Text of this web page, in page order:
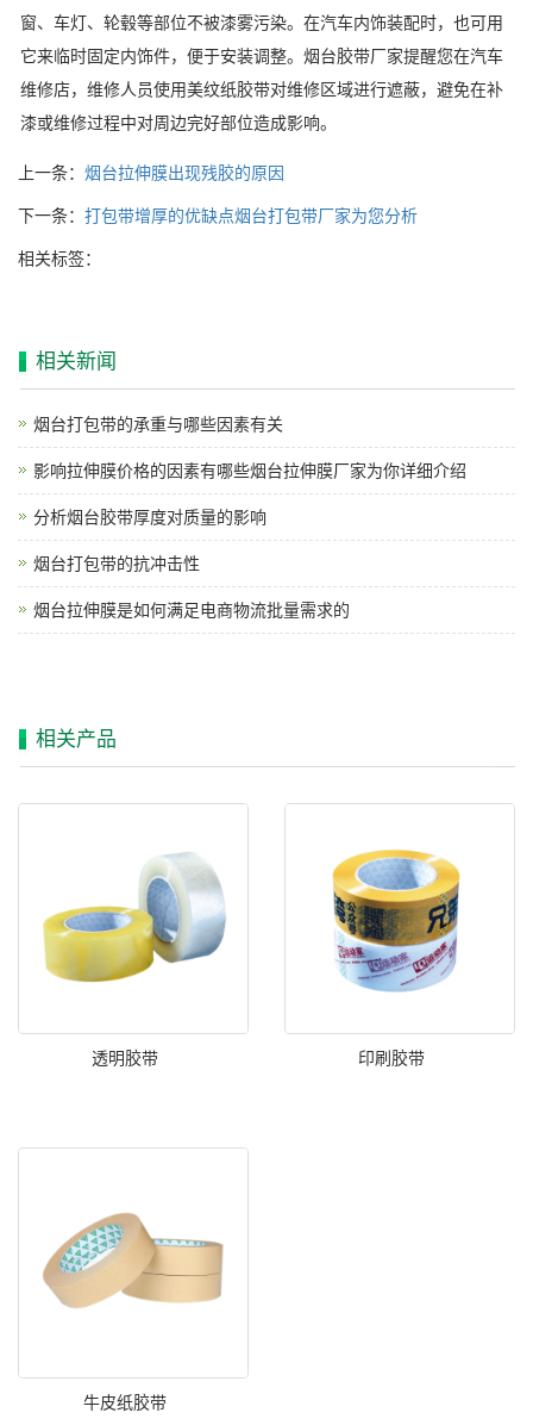
窗、车灯、轮毂等部位不被漆雾污染。在汽车内饰装配时，也可用
它来临时固定内饰件，便于安装调整。烟台胶带厂家提醒您在汽车
维修店，维修人员使用美纹纸胶带对维修区域进行遮蔽，避免在补
漆或维修过程中对周边完好部位造成影响。
上一条： 烟台拉伸膜出现残胶的原因
下一条： 打包带增厚的优缺点烟台打包带厂家为您分析
相关标签：
相关新闻
烟台打包带的承重与哪些因素有关
影响拉伸膜价格的因素有哪些烟台拉伸膜厂家为你详细介绍
分析烟台胶带厚度对质量的影响
烟台打包带的抗冲击性
烟台拉伸膜是如何满足电商物流批量需求的
相关产品
透明胶带 印刷胶带
牛皮纸胶带